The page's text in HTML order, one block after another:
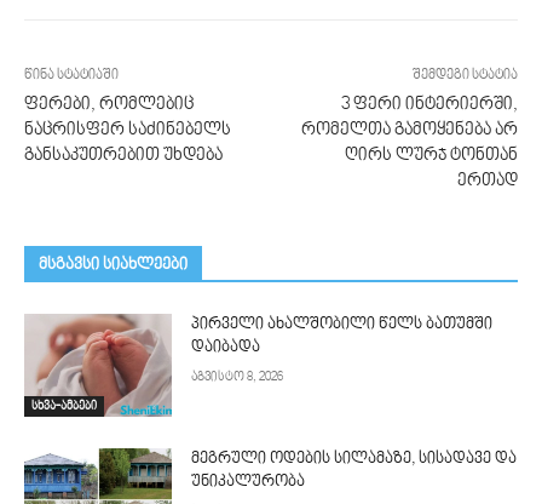
წინა სტატიაში
ფერები, რომლებიც
ნაცრისფერ საძინებელს
განსაკუთრებით უხდება
შემდეგი სტატია
3 ფერი ინტერიერში,
რომელთა გამოყენება არ
ღირს ლურჯ ტონთან
ერთად
მსგავსი სიახლეები
სხვა-ამბები
პირველი ახალშობილი წელს ბათუმში
დაიბადა
აგვისტო 8, 2026
მეგრული ოდების სილამაზე, სისადავე და
უნიკალურობა